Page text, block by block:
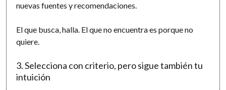
nuevas fuentes y recomendaciones.
El que busca, halla. El que no encuentra es porque no
quiere.
3. Selecciona con criterio, pero sigue también tu
intuición